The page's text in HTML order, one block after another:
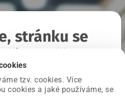
tzv. cookies. Více
cookies a jaké používáme, se
stránku se
straně a už ji opravujeme.
požadovanou stránku.